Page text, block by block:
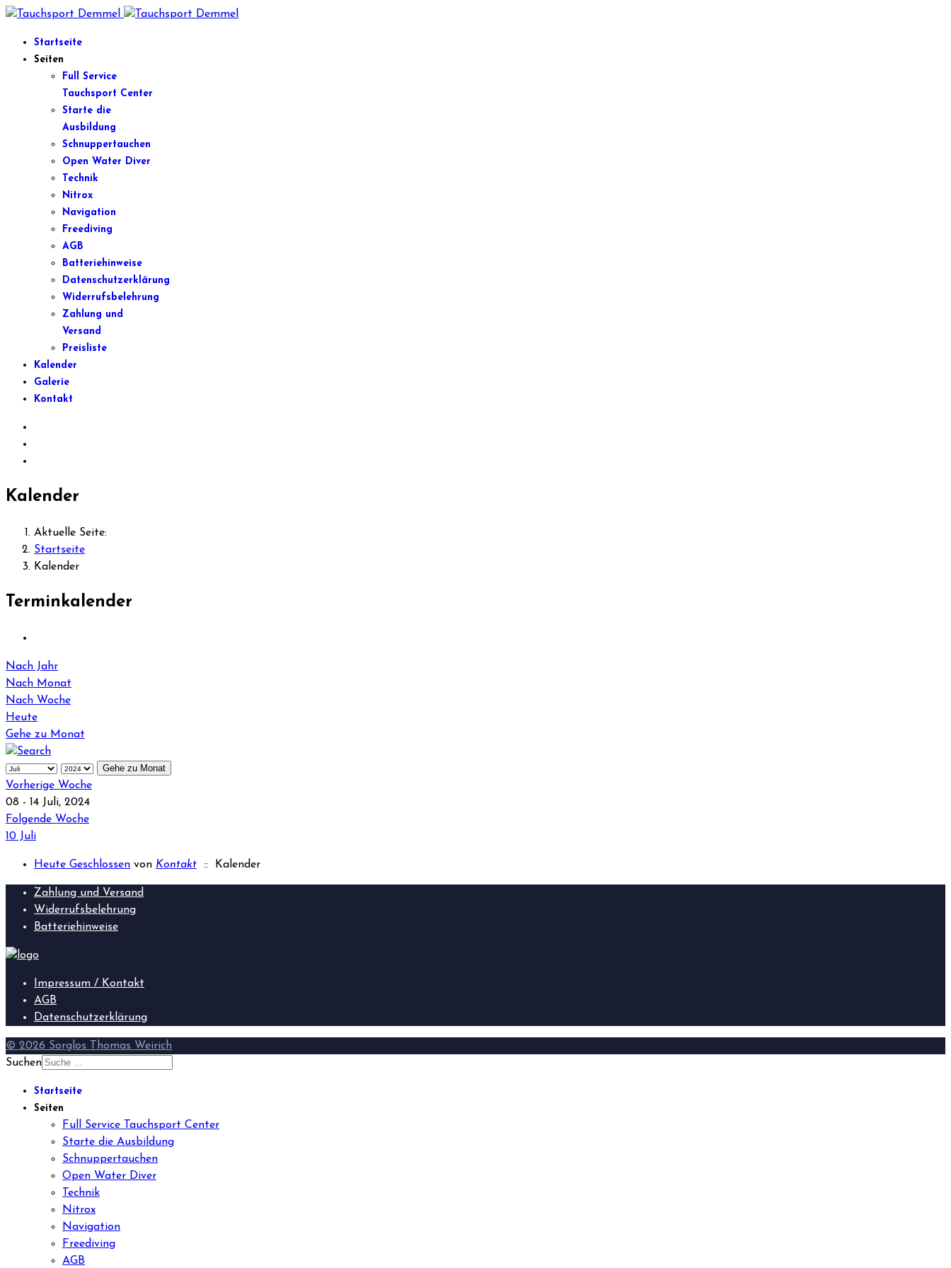
Startseite
Seiten
Full Service
Tauchsport Center
Starte die
Ausbildung
Schnuppertauchen
Open Water Diver
Technik
Nitrox
Navigation
Freediving
AGB
Batteriehinweise
Datenschutzerklärung
Widerrufsbelehrung
Zahlung und
Versand
Preisliste
Kalender
Galerie
Kontakt
Kalender
Aktuelle Seite:
Startseite
Kalender
Terminkalender
Nach Jahr
Nach Monat
Nach Woche
Heute
Gehe zu Monat
Gehe zu Monat
Vorherige Woche
08 - 14 Juli, 2024
Folgende Woche
10 Juli
Heute Geschlossen von Kontakt :: Kalender
Zahlung und Versand
Widerrufsbelehrung
Batteriehinweise
Impressum / Kontakt
AGB
Datenschutzerklärung
© 2026 Sorglos Thomas Weirich
Suchen
Startseite
Seiten
Full Service Tauchsport Center
Starte die Ausbildung
Schnuppertauchen
Open Water Diver
Technik
Nitrox
Navigation
Freediving
AGB